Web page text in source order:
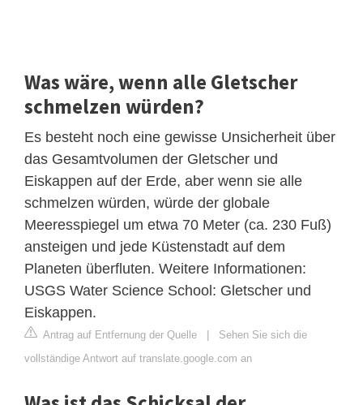
Was wäre, wenn alle Gletscher
schmelzen würden?
Es besteht noch eine gewisse Unsicherheit über
das Gesamtvolumen der Gletscher und
Eiskappen auf der Erde, aber wenn sie alle
schmelzen würden, würde der globale
Meeresspiegel um etwa 70 Meter (ca. 230 Fuß)
ansteigen und jede Küstenstadt auf dem
Planeten überfluten. Weitere Informationen:
USGS Water Science School: Gletscher und
Eiskappen.
Antrag auf Entfernung der Quelle | Sehen Sie sich die
vollständige Antwort auf translate.google.com an